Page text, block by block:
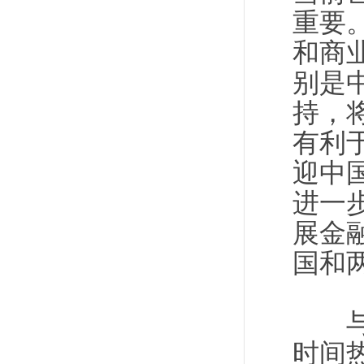
重要
和商
别是
持，
有利
迎中
进一
展金
国和
与
时间